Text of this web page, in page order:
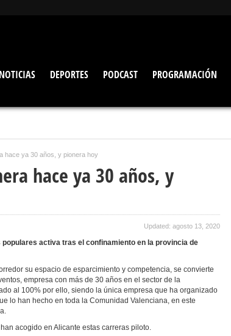
NOTICIAS DEPORTES PODCAST PROGRAMACIÓN
hace ya 30 años, y pionera hoy
hace ya 30 años, y
Updated: agosto 13, 2020
activa tras el confinamiento en la provincia de
su espacio de esparcimiento y competencia, se convierte
empresa con más de 30 años en el sector de la
al 100% por ello, siendo la única empresa que ha organizado
lo han hecho en toda la Comunidad Valenciana, en este
acogido en Alicante estas carreras piloto.